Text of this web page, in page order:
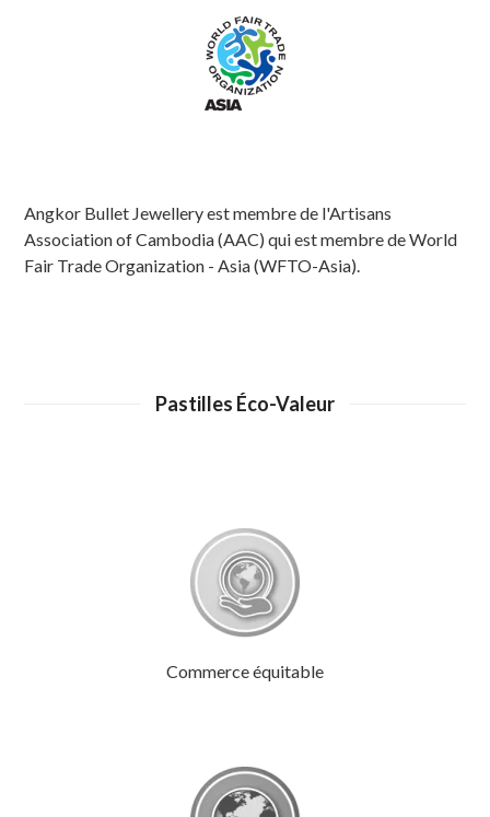
Angkor Bullet Jewellery est membre de l'Artisans
Association of Cambodia (AAC) qui est membre de World
Fair Trade Organization - Asia (WFTO-Asia).
Pastilles Éco-Valeur
Commerce équitable